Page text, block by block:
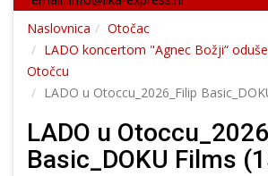
Naslovnica
Otočac
LADO koncertom "Agnec Božji“
Otočcu
LADO u Otoccu_2026_Filip
LADO u
Basic_DOKU Films